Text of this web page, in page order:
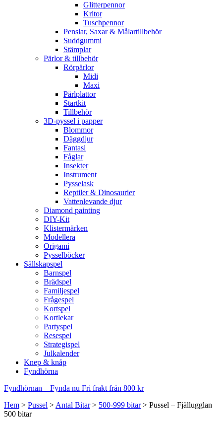
Glitterpennor
Kritor
Tuschpennor
Penslar, Saxar & Målartillbehör
Suddgummi
Stämplar
Pärlor & tillbehör
Rörpärlor
Midi
Maxi
Pärlplattor
Startkit
Tillbehör
3D-pyssel i papper
Blommor
Däggdjur
Fantasi
Fåglar
Insekter
Instrument
Pysselask
Reptiler & Dinosaurier
Vattenlevande djur
Diamond painting
DIY-Kit
Klistermärken
Modellera
Origami
Pysselböcker
Sällskapspel
Barnspel
Brädspel
Familjespel
Frågespel
Kortspel
Kortlekar
Partyspel
Resespel
Strategispel
Julkalender
Knep & knåp
Fyndhörna
Fyndhörnan – Fynda nu Fri frakt från 800 kr
Hem > Pussel >Antal Bitar> 500-999 bitar> Pussel – Fjällugglan
500 bitar